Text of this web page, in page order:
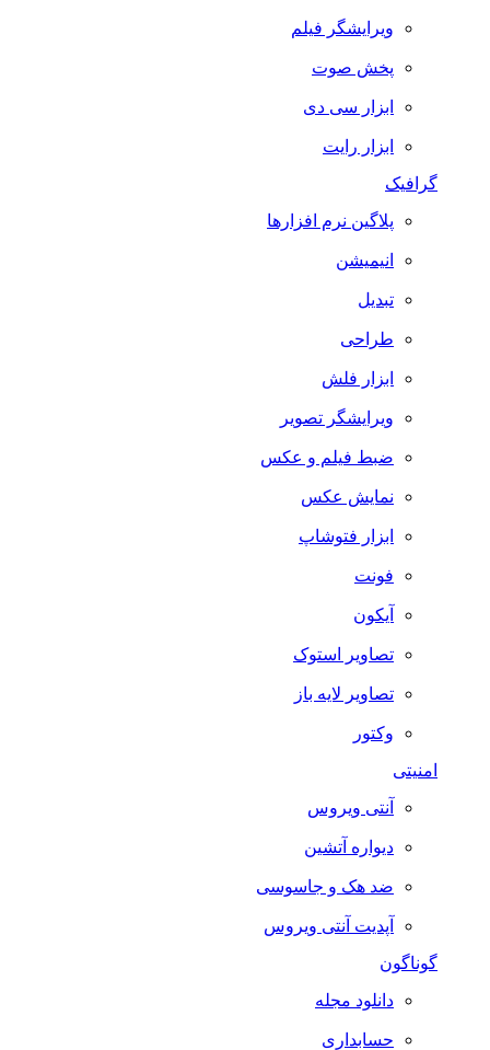
ویرایشگر فیلم
پخش صوت
ابزار سی دی
ابزار رایت
گرافیک
پلاگین نرم افزارها
انیمیشن
تبدیل
طراحی
ابزار فلش
ویرایشگر تصویر
ضبط فيلم و عكس
نمایش عکس
ابزار فتوشاپ
فونت
آیکون
تصاویر استوک
تصاویر لایه باز
وکتور
امنیتی
آنتی ویروس
دیواره آتشین
ضد هک و جاسوسی
آپدیت آنتی ویروس
گوناگون
دانلود مجله
حسابداری